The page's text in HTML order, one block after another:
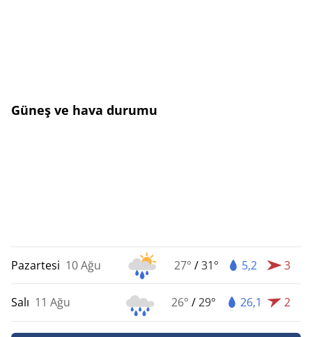
Güneş ve hava durumu
Pazartesi 10 Ağu 27° /31° 5,2 3
Salı 11 Ağu 26° /29° 26,1 2